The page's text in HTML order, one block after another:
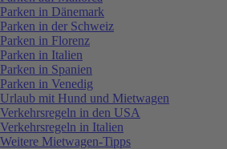
Parken in Dänemark
Parken in der Schweiz
Parken in Florenz
Parken in Italien
Parken in Spanien
Parken in Venedig
Urlaub mit Hund und Mietwagen
Verkehrsregeln in den USA
Verkehrsregeln in Italien
Weitere Mietwagen-Tipps